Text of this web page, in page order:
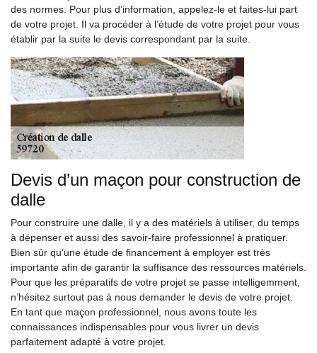
des normes. Pour plus d’information, appelez-le et faites-lui part
de votre projet. Il va procéder à l’étude de votre projet pour vous
établir par la suite le devis correspondant par la suite.
Devis d’un maçon pour construction de
dalle
Pour construire une dalle, il y a des matériels à utiliser, du temps
à dépenser et aussi des savoir-faire professionnel à pratiquer.
Bien sûr qu’une étude de financement à employer est très
importante afin de garantir la suffisance des ressources matériels.
Pour que les préparatifs de votre projet se passe intelligemment,
n’hésitez surtout pas à nous demander le devis de votre projet.
En tant que maçon professionnel, nous avons toute les
connaissances indispensables pour vous livrer un devis
parfaitement adapté à votre projet.